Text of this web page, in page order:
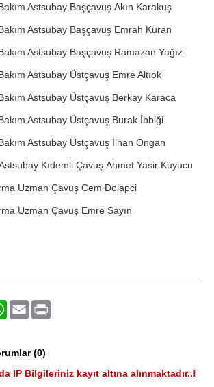
Astsubay Başçavuş Akın Karakuş
Astsubay Başçavuş Emrah Kuran
Astsubay Başçavuş Ramazan Yağız
Astsubay Üstçavuş Emre Altıok
Astsubay Üstçavuş Berkay Karaca
Astsubay Üstçavuş Burak İbbiği
Astsubay Üstçavuş İlhan Ongan
Kıdemli Çavuş Ahmet Yasir Kuyucu
Uzman Çavuş Cem Dolapci
Uzman Çavuş Emre Sayın
WhatsApp
Email
(0)
IP Bilgileriniz kayıt altına alınmaktadır..!